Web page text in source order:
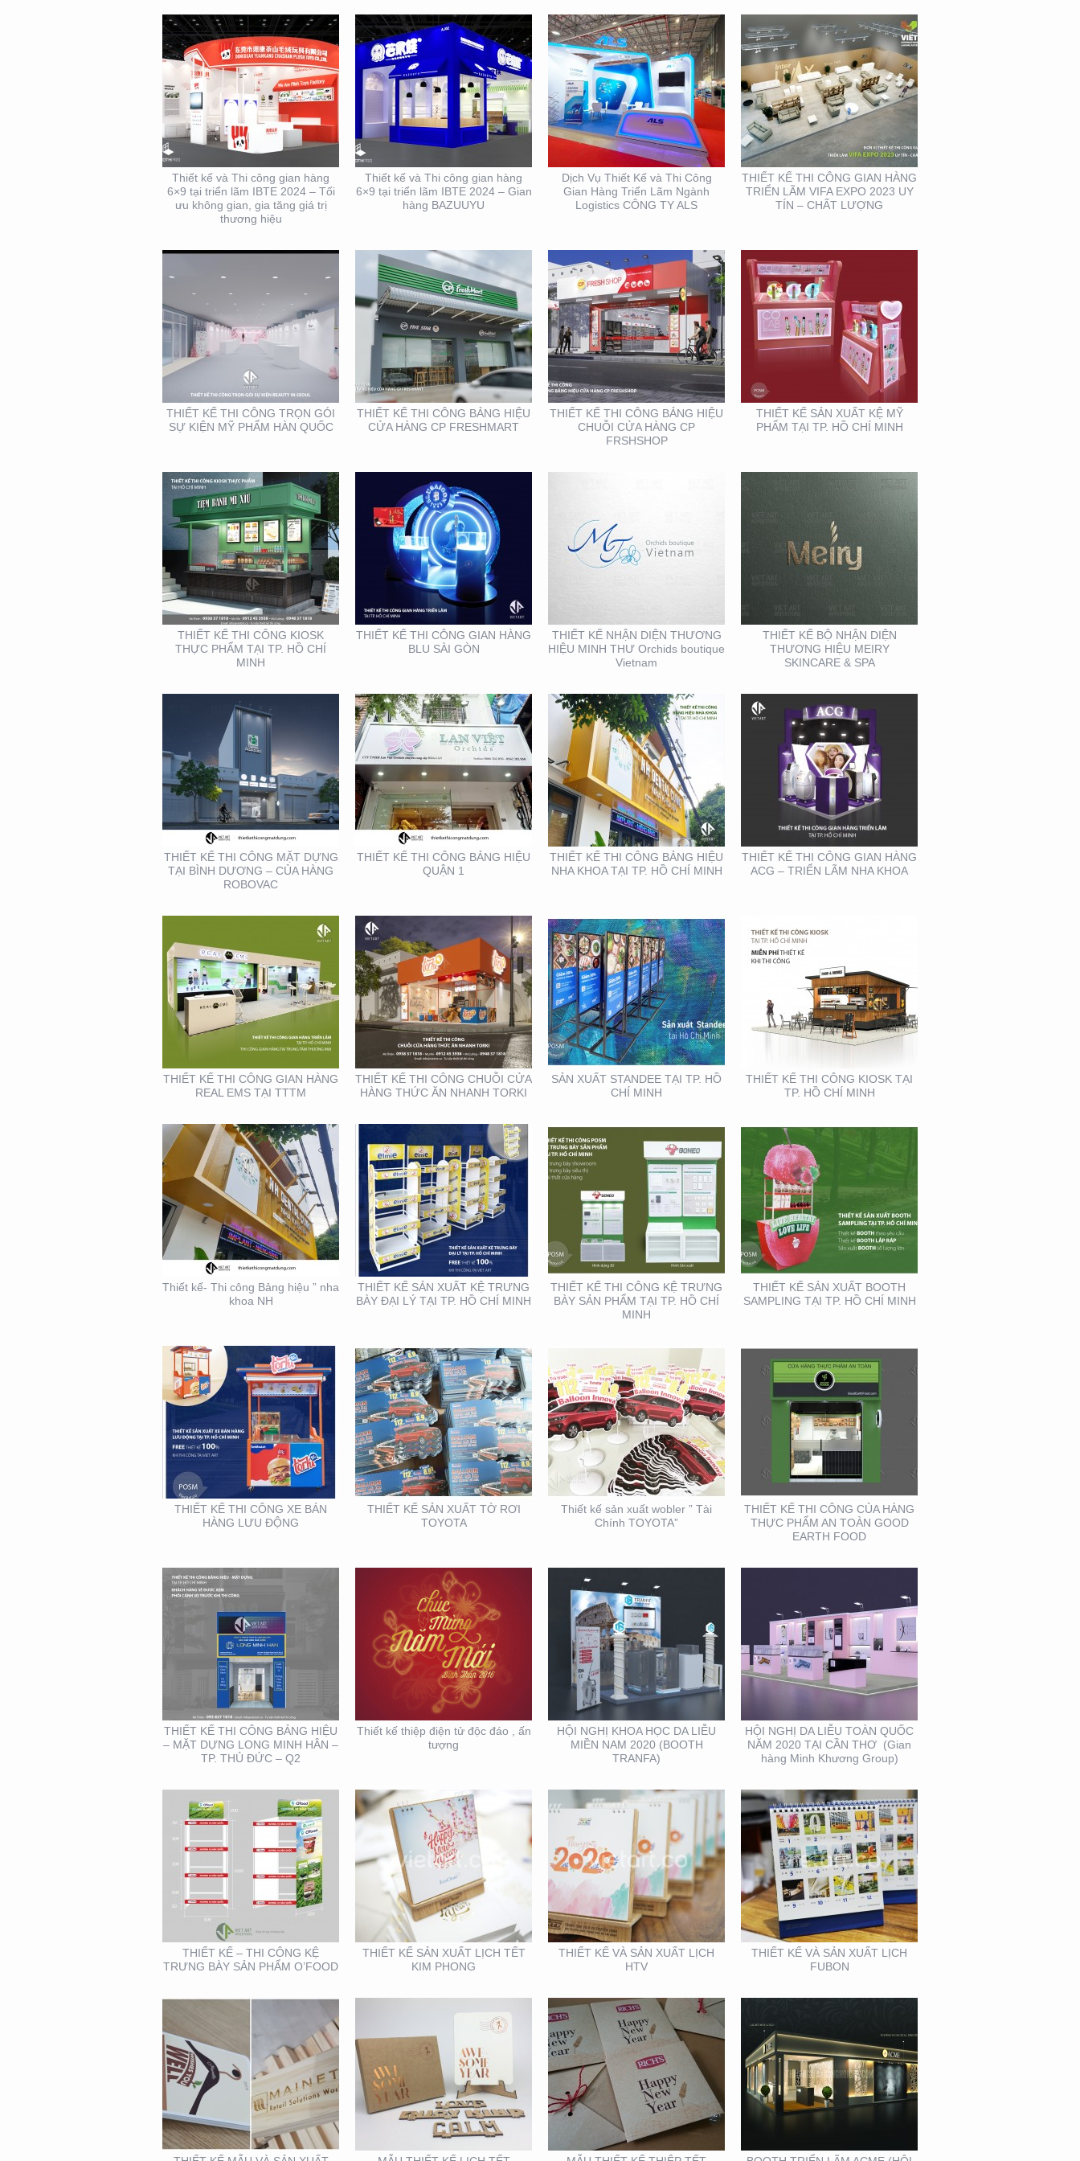
Thiết kế và Thi công gian hàng
6×9 tại triển lãm IBTE 2024 – Tối
ưu không gian, gia tăng giá trị
thương hiệu
Thiết kế và Thi công gian hàng
6×9 tại triển lãm IBTE 2024 – Gian
hàng BAZUUYU
Dịch Vụ Thiết Kế và Thi Công
Gian Hàng Triển Lãm Ngành
Logistics CÔNG TY ALS
THIẾT KẾ THI CÔNG GIAN HÀNG
TRIỂN LÃM VIFA EXPO 2023 UY
TÍN – CHẤT LƯỢNG
THIẾT KẾ THI CÔNG
TRỌN GÓI SỰ KIỆN MỸ
PHẨM HÀN QUỐC
THIẾT KẾ THI CÔNG TRỌN GÓI
SỰ KIỆN MỸ PHẨM HÀN QUỐC
THIẾT KẾ THI CÔNG
BẢNG HIỆU CỬA HÀNG
CP FRESHMART
THIẾT KẾ THI CÔNG BẢNG HIỆU
CỬA HÀNG CP FRESHMART
THIẾT KẾ THI CÔNG
BẢNG HIỆU CHUỖI CỬA
HÀNG CP FRSHSHOP
THIẾT KẾ THI CÔNG BẢNG HIỆU
CHUỖI CỬA HÀNG CP
FRSHSHOP
THIẾT KẾ SẢN XUẤT KỆ
MỸ PHẨM TẠI TP. HỒ
CHÍ MINH
THIẾT KẾ SẢN XUẤT KỆ MỸ
PHẨM TẠI TP. HỒ CHÍ MINH
THIẾT KẾ THI CÔNG
KIOSK THỰC PHẨM TẠI
TP. HỒ CHÍ MINH
THIẾT KẾ THI CÔNG KIOSK
THỰC PHẨM TẠI TP. HỒ CHÍ
MINH
THIẾT KẾ THI CÔNG
GIAN HÀNG BLU SÀI
GÒN
THIẾT KẾ THI CÔNG GIAN HÀNG
BLU SÀI GÒN
THIẾT KẾ NHẬN DIỆN
THƯƠNG HIỆU MINH
BOUTIQUE VIETNAM
THIẾT KẾ NHẬN DIỆN THƯƠNG
HIỆU MINH THƯ Orchids boutique
Vietnam
THIẾT KẾ BỘ NHẬN
DIỆN THƯƠNG HIỆU
MEIRY SKINCARE & SPA
THIẾT KẾ BỘ NHẬN DIỆN
THƯƠNG HIỆU MEIRY
SKINCARE & SPA
THIẾT KẾ THI CÔNG
MẶT DỰNG TẠI BÌNH
DƯƠNG – CỦA HÀNG
ROBOVAC
THIẾT KẾ THI CÔNG MẶT DỰNG
TẠI BÌNH DƯƠNG – CỦA HÀNG
ROBOVAC
THIẾT KẾ THI CÔNG
BẢNG HIỆU QUẬN 1
THIẾT KẾ THI CÔNG BẢNG HIỆU
QUẬN 1
THIẾT KẾ THI CÔNG
THIẾT KẾ THI CÔNG BẢNG HIỆU
NHA KHOA TẠI TP. HỒ CHÍ MINH
THIẾT KẾ THI CÔNG
GIAN HÀNG ACG –
THIẾT KẾ THI CÔNG GIAN HÀNG
ACG – TRIỂN LÃM NHA KHOA
THIẾT KẾ THI CÔNG
GIAN HÀNG REAL EMS
TẠI TTTM
THIẾT KẾ THI CÔNG GIAN HÀNG
REAL EMS TẠI TTTM
THIẾT KẾ THI CÔNG
CHUỖI CỬA HÀNG
THỨC ĂN NHANH TORKI
THIẾT KẾ THI CÔNG CHUỖI CỬA
HÀNG THỨC ĂN NHANH TORKI
SẢN XUẤT STANDEE TẠI
TP. HỒ CHÍ MINH
SẢN XUẤT STANDEE TẠI TP. HỒ
CHÍ MINH
THIẾT KẾ THI CÔNG
KIOSK TẠI TP. HỒ CHÍ
MINH
THIẾT KẾ THI CÔNG KIOSK TẠI
TP. HỒ CHÍ MINH
THIẾT KẾ- THI CÔNG
BẢNG HIỆU ” NHA KHOA
NH
Thiết kế- Thi công Bảng hiệu ” nha
khoa NH
THIẾT KẾ SẢN XUẤT KỆ
TRƯNG BÀY ĐẠI LÝ TẠI
TP. HỒ CHÍ MINH
THIẾT KẾ SẢN XUẤT KỆ TRƯNG
BÀY ĐẠI LÝ TẠI TP. HỒ CHÍ MINH
THIẾT KẾ THI CÔNG KỆ
TRƯNG BÀY SẢN PHẨM
TẠI TP. HỒ CHÍ MINH
THIẾT KẾ THI CÔNG KỆ TRƯNG
BÀY SẢN PHẨM TẠI TP. HỒ CHÍ
MINH
THIẾT KẾ SẢN XUẤT
BOOTH SAMPLING TẠI
TP. HỒ CHÍ MINH
THIẾT KẾ SẢN XUẤT BOOTH
SAMPLING TẠI TP. HỒ CHÍ MINH
THIẾT KẾ THI CÔNG XE
BÁN HÀNG LƯU ĐỘNG
THIẾT KẾ THI CÔNG XE BÁN
HÀNG LƯU ĐỘNG
THIẾT KẾ SẢN XUẤT TỜ
RƠI TOYOTA
THIẾT KẾ SẢN XUẤT TỜ RƠI
TOYOTA
THIẾT KẾ SẢN XUẤT
WOBLER ” TÀI CHÍNH
TOYOTA”
Thiết kế sản xuất wobler ” Tài
Chính TOYOTA”
THIẾT KẾ THI CÔNG
CỦA HÀNG THỰC PHẨM
AN TOÀN GOOD EARTH
THIẾT KẾ THI CÔNG CỦA HÀNG
THỰC PHẨM AN TOÀN GOOD
EARTH FOOD
THIẾT KẾ THI CÔNG
BẢNG HIỆU – MẶT
DỰNG LONG MINH HÂN
– TP. THỦ ĐỨC – Q2
THIẾT KẾ THI CÔNG BẢNG HIỆU
– MẶT DỰNG LONG MINH HÂN –
TP. THỦ ĐỨC – Q2
THIẾT KẾ THIỆP ĐIỆN
TỬ ĐỘC ĐÁO , ẤN
TƯỢNG
Thiết kế thiệp điện tử độc đáo , ấn
tượng
HỘI NGHỊ KHOA HỌC
DA LIỄU MIỀN NAM 2020
(BOOTH TRANFA)
HỘI NGHỊ KHOA HỌC DA LIỄU
MIỀN NAM 2020 (BOOTH
TRANFA)
HỘI NGHỊ DA LIỄU
TOÀN QUỐC NĂM 2020
TẠI CẦN THƠ (GIAN
HÀNG MINH KHƯƠNG
GROUP)
HỘI NGHỊ DA LIỄU TOÀN QUỐC
NĂM 2020 TẠI CẦN THƠ (Gian
hàng Minh Khương Group)
THIẾT KẾ – THI CÔNG
KỆ TRƯNG BÀY SẢN
PHẨM O’FOOD
THIẾT KẾ – THI CÔNG KỆ
TRƯNG BÀY SẢN PHẨM O’FOOD
THIẾT KẾ SẢN XUẤT
LỊCH TẾT KIM PHONG
THIẾT KẾ SẢN XUẤT LỊCH TẾT
KIM PHONG
THIẾT KẾ VÀ SẢN XUẤT
LỊCH HTV
THIẾT KẾ VÀ SẢN XUẤT LỊCH
HTV
THIẾT KẾ VÀ SẢN XUẤT
LỊCH FUBON
THIẾT KẾ VÀ SẢN XUẤT LỊCH
FUBON
THIẾT KẾ MẪU VÀ SẢN
XUẤT LỊCH MAINETTI
MẪU THIẾT KẾ LỊCH
TẾT
MẪU THIẾT KẾ THIỆP
TẾT RICHS
BOOTH TRIỂN LÃM
ACME (HỘI CHỢ VIFA)
BOOTH TRIỂN LÃM
CITIGYM ( TẠI HỘI CHỢ
EXPO_NOVOLAND)
VIFA EXPO 2020 – TƯ
VẤN THIẾT KẾ THI
CÔNG GIAN HÀNG
TRIỂN LÃM
BOOTH KIM NGƯU
(TARUJO) – TRIỂN
LÃMVIỆT BUILD 12-2019
BOOTH INNOMATZ –
TRIỂN LÃM VIỆT BUILD
12-2019